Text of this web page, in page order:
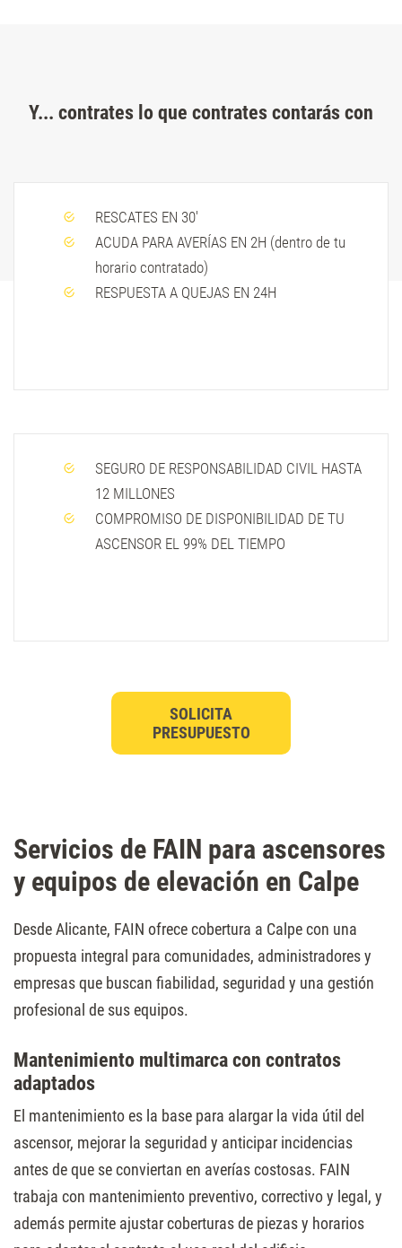
Y... contrates lo que contrates contarás con
RESCATES EN 30'
ACUDA PARA AVERÍAS EN 2H (dentro de tu
horario contratado)
RESPUESTA A QUEJAS EN 24H
SEGURO DE RESPONSABILIDAD CIVIL HASTA
12 MILLONES
COMPROMISO DE DISPONIBILIDAD DE TU
ASCENSOR EL 99% DEL TIEMPO
SOLICITA
PRESUPUESTO
Servicios de FAIN para ascensores
y equipos de elevación en Calpe
Desde Alicante, FAIN ofrece cobertura a Calpe con una
propuesta integral para comunidades, administradores y
empresas que buscan fiabilidad, seguridad y una gestión
profesional de sus equipos.
Mantenimiento multimarca con contratos
adaptados
El mantenimiento es la base para alargar la vida útil del
ascensor, mejorar la seguridad y anticipar incidencias
antes de que se conviertan en averías costosas. FAIN
trabaja con mantenimiento preventivo, correctivo y legal, y
además permite ajustar coberturas de piezas y horarios